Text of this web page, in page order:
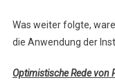
Was weiter folgte,
die Anwendung der
Optimistische Rede von